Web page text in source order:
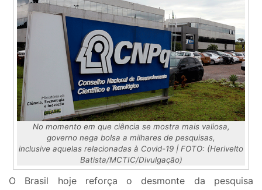
No momento em que ciência se mostra mais valiosa,
governo nega bolsa a milhares de pesquisas,
inclusive aquelas relacionadas à Covid-19 | FOTO: (Herivelto
Batista/MCTIC/Divulgação)
O Brasil hoje reforça o desmonte da pesquisa